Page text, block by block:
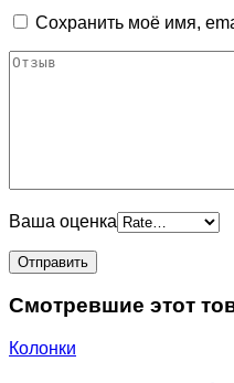
Сохранить моё имя,
Ваша оценка
Смотревшие этот
Колонки